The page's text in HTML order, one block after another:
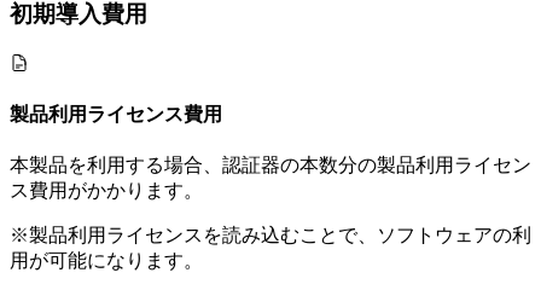
初期導入費用
製品利用ライセンス費用
本製品を利用する場合、認証器の本数分の製品利用ライセン
ス費用がかかります。
※製品利用ライセンスを読み込むことで、ソフトウェアの利
用が可能になります。